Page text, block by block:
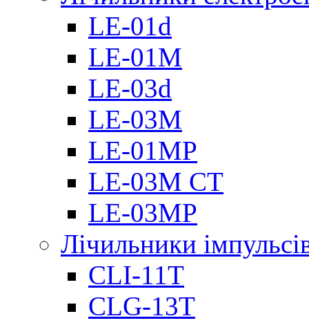
LE-01d
LE-01M
LE-03d
LE-03M
LE-01MP
LE-03M CT
LE-03MP
Лічильники
CLI-11T
CLG-13T